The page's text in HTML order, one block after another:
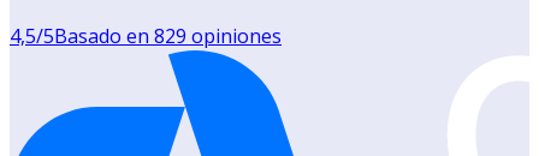
4,5/5Basado en 829 opiniones